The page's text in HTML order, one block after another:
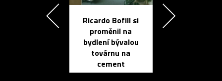
Ricardo Bofill si
proměnil na
bydlení bývalou
továrnu na
cement